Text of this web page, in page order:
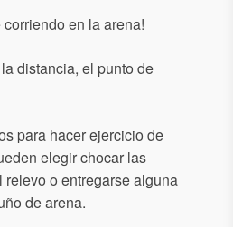
corriendo en la arena!
distancia, el punto de
para hacer ejercicio de
elegir chocar las
relevo o entregarse alguna
de arena.